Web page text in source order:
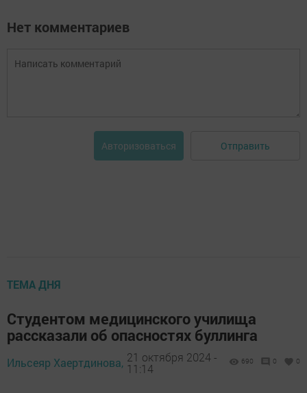
Нет комментариев
Авторизоваться Отправить
ТЕМА ДНЯ
Студентом медицинского училища
рассказали об опасностях буллинга
Ильсеяр Хаертдинова, 21 октября 2024 -
11:14
690 0 0